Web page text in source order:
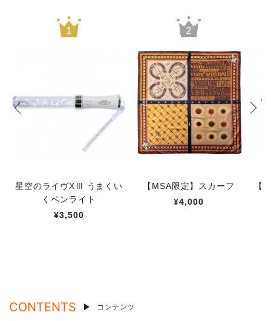
星空のライヴXⅢ うまくい
くペンライト
¥3,500
【MSA限定】スカーフ
¥4,000
【
CONTENTS コンテンツ